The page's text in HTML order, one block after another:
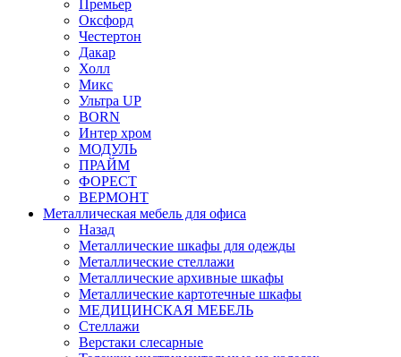
Премьер
Оксфорд
Честертон
Дакар
Холл
Микс
Ультра UP
BORN
Интер хром
МОДУЛЬ
ПРАЙМ
ФОРЕСТ
ВЕРМОНТ
Металлическая мебель для офиса
Назад
Металлические шкафы для одежды
Металлические стеллажи
Металлические архивные шкафы
Металлические картотечные шкафы
МЕДИЦИНСКАЯ МЕБЕЛЬ
Стеллажи
Верстаки слесарные